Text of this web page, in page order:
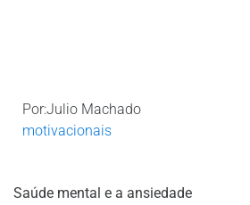
Por:Julio Machado
motivacionais
Saúde mental e a ansiedade